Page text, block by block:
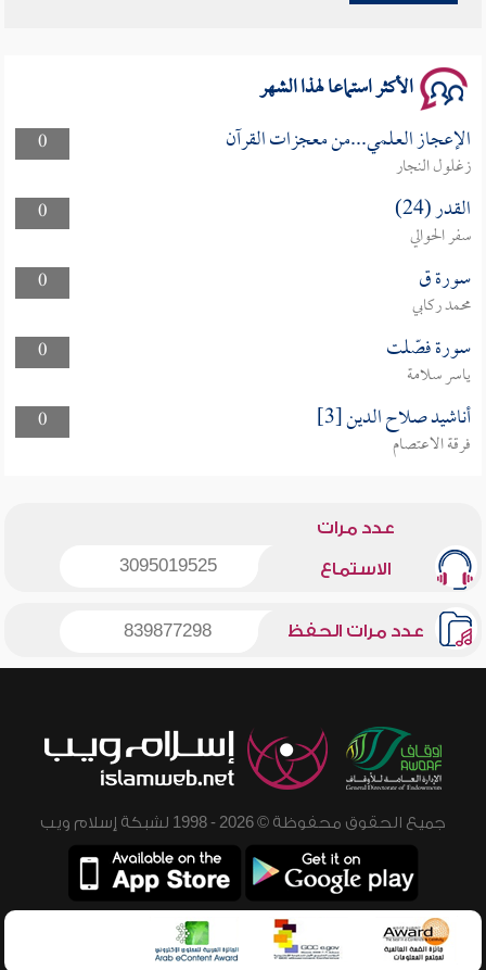
الأكثر استماعا لهذا الشهر
0 الإعجاز العلمي...من معجزات القرآن
زغلول النجار
0
القدر (24)
سفر الحوالي
0
سورة ق
محمد ركابي
0
سورة فصّلت
ياسر سلامة
0
أناشيد صلاح الدين [3]
فرقة الاعتصام
عدد مرات
الاستماع 3095019525
عدد مرات الحفظ 839877298
جميع الحقوق محفوظة © 2026 - 1998 لشبكة إسلام ويب